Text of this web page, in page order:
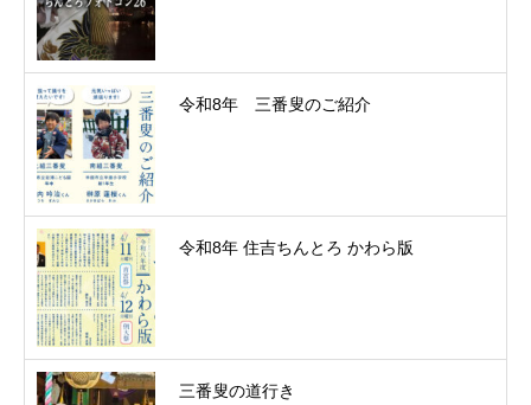
令和8年 三番叟のご紹介
令和8年 住吉ちんとろ かわら版
三番叟の道行き